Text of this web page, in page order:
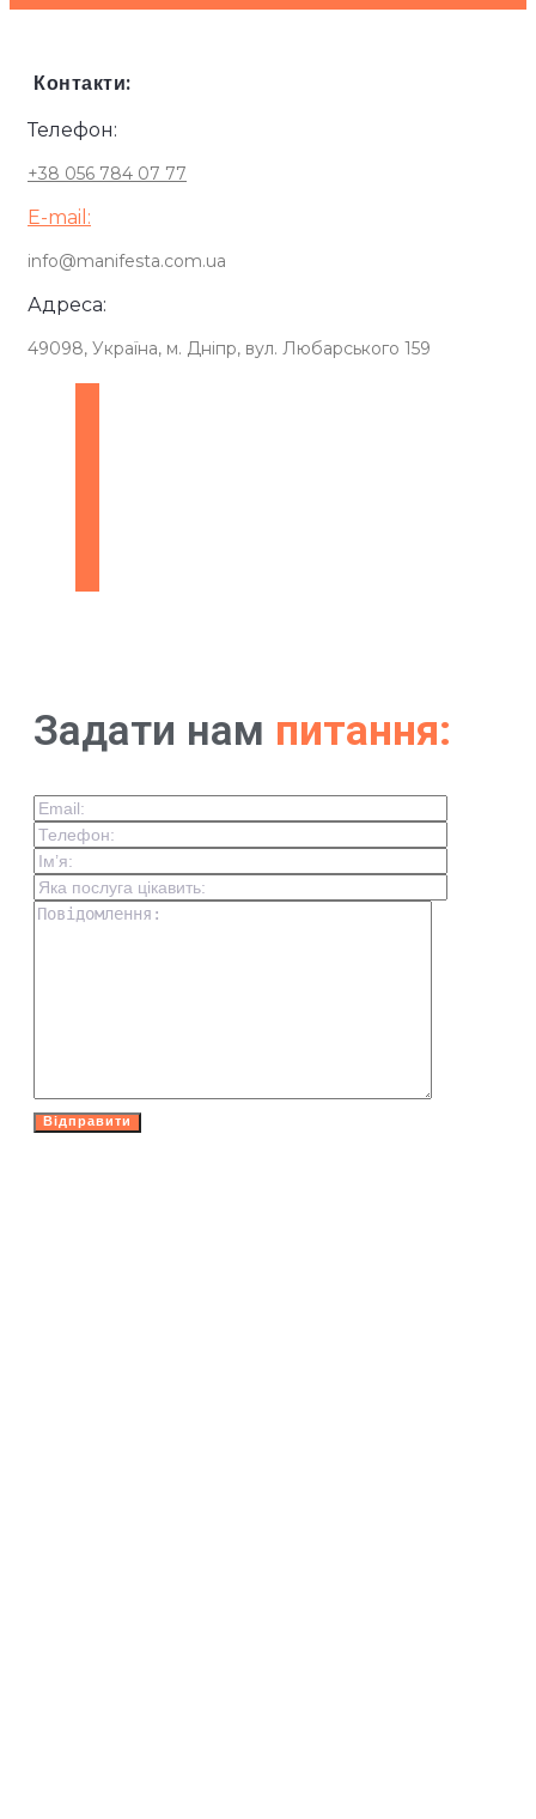
Контакти:
Телефон:
+38 056 784 07 77
E-mail:
info@manifesta.com.ua
Адреса:
49098, Україна, м. Дніпр, вул. Любарського 159
Задати нам питання: